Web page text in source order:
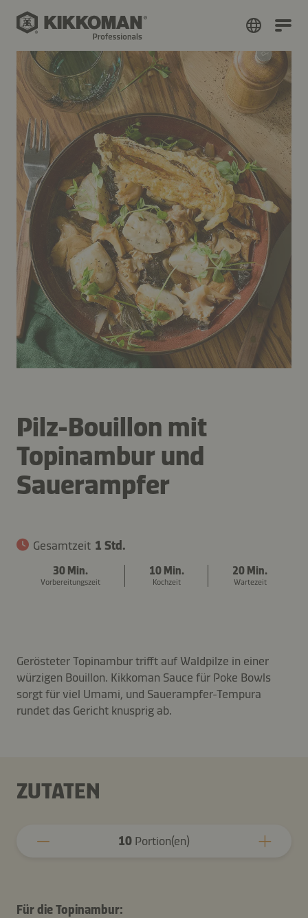
Pilz-Bouillon mit
Topinambur und
Sauerampfer
Gesamtzeit 1 Std.
30 Min.
Vorbereitungszeit
10 Min.
Kochzeit
20 Min.
Wartezeit
Gerösteter Topinambur trifft auf Waldpilze in einer
würzigen Bouillon. Kikkoman Sauce für Poke Bowls
sorgt für viel Umami, und Sauerampfer-Tempura
rundet das Gericht knusprig ab.
ZUTATEN
10 Portion(en)
Für die Topinambur: